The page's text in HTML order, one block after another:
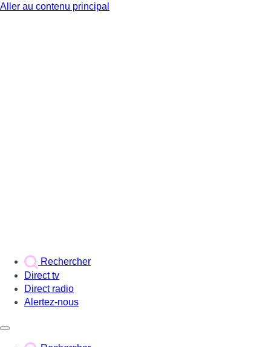
Aller au contenu principal
Rechercher
Direct tv
Direct radio
Alertez-nous